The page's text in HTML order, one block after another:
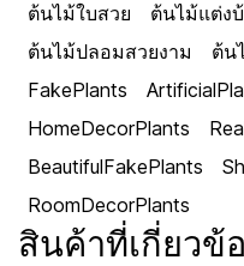
ต้นไม้ใบสวย
ต้นไม้แต่ง
ต้นไม้ปลอมสวยงาม
ต้น
FakePlants
HomeDecorPlants
BeautifulFakePlants
RoomDecorPlants
สินค้าที่เกี่ยวข้